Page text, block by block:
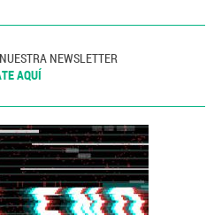
NEWSLETTER
AQUÍ